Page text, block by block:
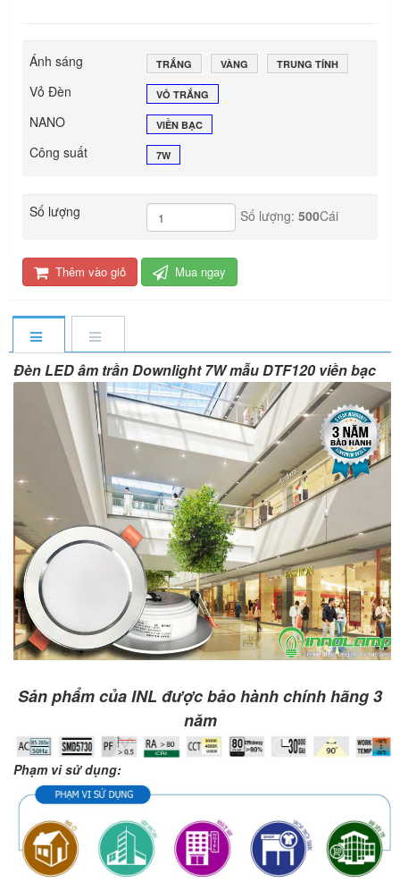
Ánh sáng TRẮNG VÀNG TRUNG TÍNH
Vỏ Đèn VỎ TRẮNG
NANO VIỀN BẠC
Công suất 7W
Số lượng Số lượng: 500Cái
Thêm vào giỏ Mua ngay
Đèn LED âm trần Downlight 7W mẫu DTF120 viền bạc
Sản phẩm của INL được bảo hành chính hãng 3
năm
Phạm vi sử dụng: